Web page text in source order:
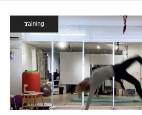
training